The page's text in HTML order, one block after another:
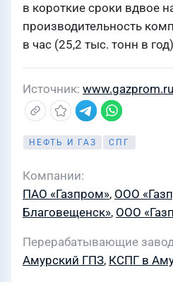
в короткие сроки вдвое
производительность
в час (25,2 тыс. тонн в
Источник www.gazprom.ru
НЕФТЬ И ГАЗ СПГ
Компании
ПАО «Газпром», ООО
Благовещенск», ООО
Перерабатывающие
Амурский ГПЗ, КСПГ в